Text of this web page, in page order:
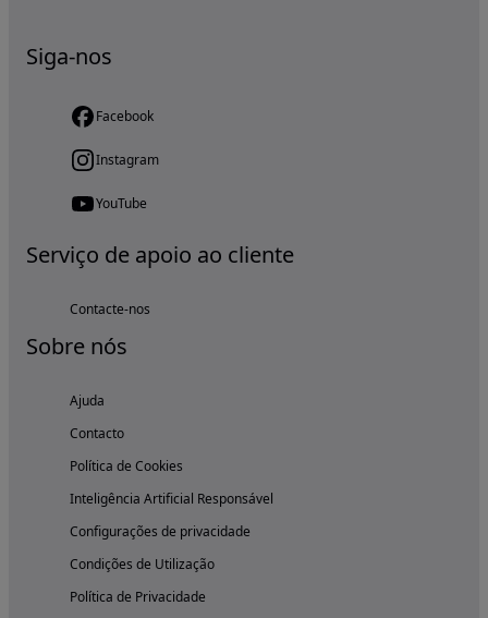
Siga-nos
Facebook
Instagram
YouTube
Serviço de apoio ao cliente
Contacte-nos
Sobre nós
Ajuda
Contacto
Política de Cookies
Inteligência Artificial Responsável
Configurações de privacidade
Condições de Utilização
Política de Privacidade